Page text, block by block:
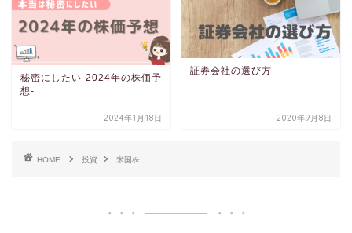
秘密にしたい-2024年の株価予
想-
2024年1月18日
証券会社の選び方
2020年9月8日
HOME 投資 米国株